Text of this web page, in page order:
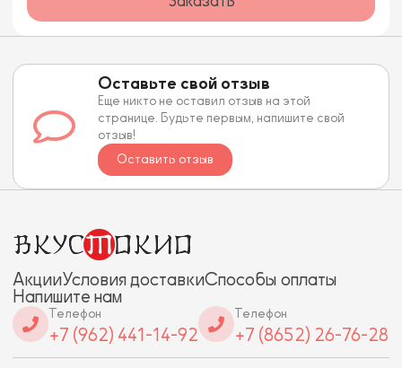
Оставьте свой отзыв
Еще никто не оставил отзыв на этой
странице. Будьте первым, напишите свой
отзыв!
Оставить отзыв
АкцииУсловия доставкиСпособы оплаты
Напишите нам
Телефон
+7 (962) 441-14-92
Телефон
+7 (8652) 26-76-28